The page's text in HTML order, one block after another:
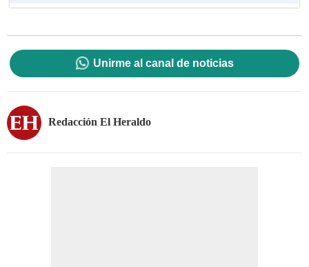
Unirme al canal de noticias
Redacción El Heraldo